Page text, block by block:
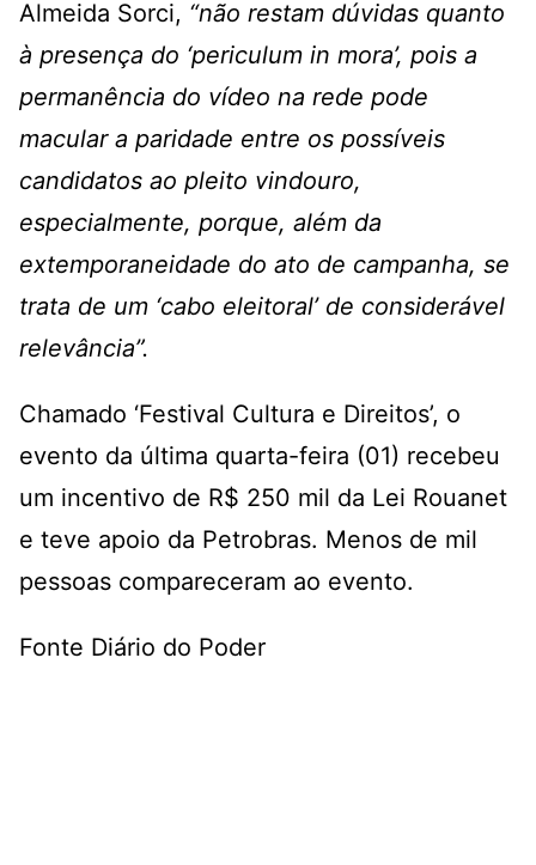
Almeida Sorci, “não restam dúvidas quanto
à presença do ‘periculum in mora’, pois a
permanência do vídeo na rede pode
macular a paridade entre os possíveis
candidatos ao pleito vindouro,
especialmente, porque, além da
extemporaneidade do ato de campanha, se
trata de um ‘cabo eleitoral’ de considerável
relevância”.
Chamado ‘Festival Cultura e Direitos’, o
evento da última quarta-feira (01) recebeu
um incentivo de R$ 250 mil da Lei Rouanet
e teve apoio da Petrobras. Menos de mil
pessoas compareceram ao evento.
Fonte Diário do Poder